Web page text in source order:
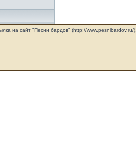
на сайт "Песни бардов" (http://www.pesnibardov.ru/).